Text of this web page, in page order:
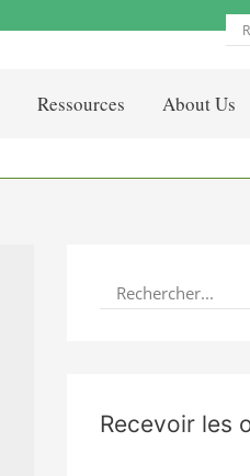
Ressources About Us
Recevoir les